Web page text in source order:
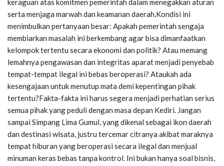
keraguan atas komitmen pemerintah dalam menegakkan aturan
serta menjaga marwah dan keamanan daerah.Kondisi ini
menimbulkan pertanyaan besar: Apakah pemerintah sengaja
membiarkan masalah ini berkembang agar bisa dimanfaatkan
kelompok tertentu secara ekonomi dan politik? Atau memang
lemahnya pengawasan dan integritas aparat menjadi penyebab
tempat-tempat ilegal ini bebas beroperasi? Ataukah ada
kesengajaan untuk menutup mata demi kepentingan pihak
tertentu?Fakta-fakta ini harus segera menjadi perhatian serius
semua pihak yang peduli dengan masa depan Kediri. Jangan
sampai Simpang Lima Gumul, yang dikenal sebagai ikon daerah
dan destinasi wisata, justru tercemar citranya akibat maraknya
tempat hiburan yang beroperasi secara ilegal dan menjual
minuman keras bebas tanpa kontrol. Ini bukan hanya soal bisnis,